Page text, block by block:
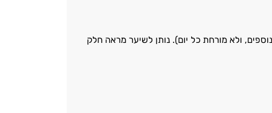
ולא מורחת כל יום). נותן לשיער מראה חלק